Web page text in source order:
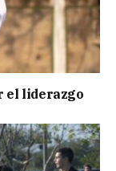
el liderazgo